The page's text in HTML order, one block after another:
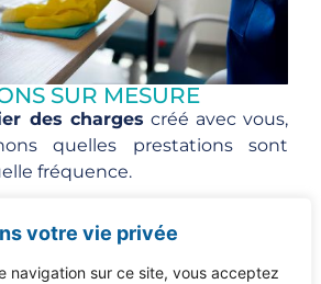
votre vie privée
navigation sur ce site, vous acceptez
SUR MESURE
des charges créé avec vous,
quelles prestations sont
fréquence.
mensuels, vos surfaces sont
selon leurs spécificités.